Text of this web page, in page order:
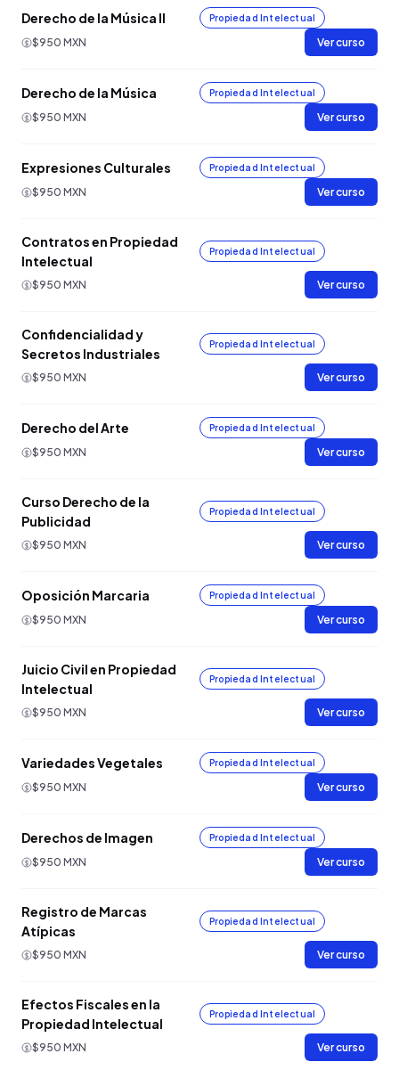
Derecho de la Música II Propiedad Intelectual
$950 MXN Ver curso
Derecho de la Música Propiedad Intelectual
$950 MXN Ver curso
Expresiones Culturales Propiedad Intelectual
$950 MXN Ver curso
Contratos en Propiedad
Intelectual
Propiedad Intelectual
$950 MXN Ver curso
Confidencialidad y
Secretos Industriales
Propiedad Intelectual
$950 MXN Ver curso
Derecho del Arte Propiedad Intelectual
$950 MXN Ver curso
Curso Derecho de la
Publicidad
Propiedad Intelectual
$950 MXN Ver curso
Oposición Marcaria Propiedad Intelectual
$950 MXN Ver curso
Juicio Civil en Propiedad
Intelectual
Propiedad Intelectual
$950 MXN Ver curso
Variedades Vegetales Propiedad Intelectual
$950 MXN Ver curso
Derechos de Imagen Propiedad Intelectual
$950 MXN Ver curso
Registro de Marcas
Atípicas
Propiedad Intelectual
$950 MXN Ver curso
Efectos Fiscales en la
Propiedad Intelectual
Propiedad Intelectual
$950 MXN Ver curso